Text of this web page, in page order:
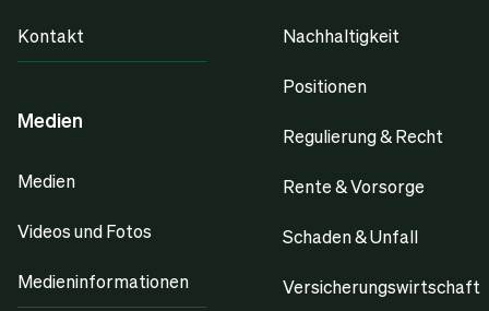
Kontakt
Medien
Medien
Videos und Fotos
Medieninformationen
Nachhaltigkeit
Positionen
Regulierung & Recht
Rente & Vorsorge
Schaden & Unfall
Versicherungswirtschaft